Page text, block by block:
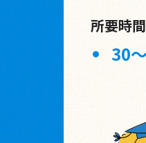
所要時間
30